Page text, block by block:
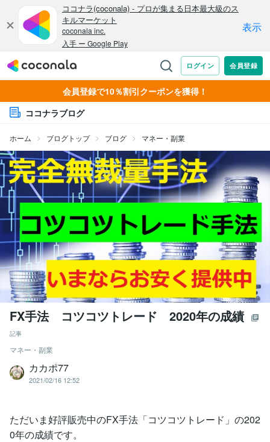
会員登録で10％割引クーポンを獲得！
ココナラブログ
ホーム ブログトップ ブログ マネー・副業
FX手法 コツコツトレード 2020年の成績
記事
マネー・副業
カカポ77
2021/02/16 12:52
ただいま好評販売中のFX手法「コツコツトレード」の202
0年の成績です。